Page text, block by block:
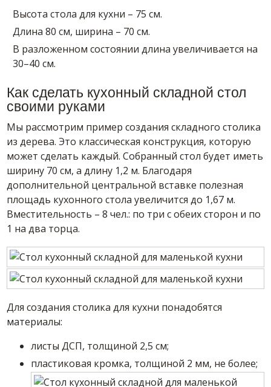
Высота стола для кухни – 75 см.
Длина 80 см, ширина – 70 см.
В разложенном состоянии длина увеличивается на
30–40 см.
Как сделать кухонный складной стол
своими руками
Мы рассмотрим пример создания складного столика
из дерева. Это классическая конструкция, которую
может сделать каждый. Собранный стол будет иметь
ширину 70 см, а длину 1,2 м. Благодаря
дополнительной центральной вставке полезная
площадь кухонного стола увеличится до 1,67 м.
Вместительность – 8 чел.: по три с обеих сторон и по
1 на два торца.
Для создания столика для кухни понадобятся
материалы:
листы ДСП, толщиной 2,5 см;
пластиковая кромка, толщиной 2 мм, не более;